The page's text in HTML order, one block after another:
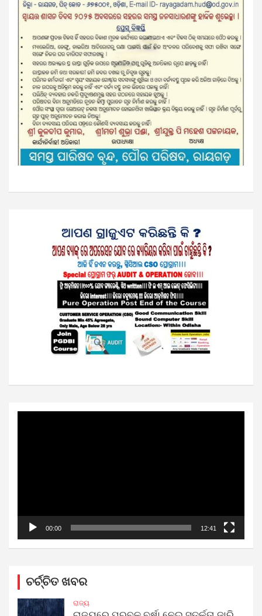
00:00 12:41
ଚର୍ଚ୍ଚିତ ଖବର
ରାଜ୍ୟ